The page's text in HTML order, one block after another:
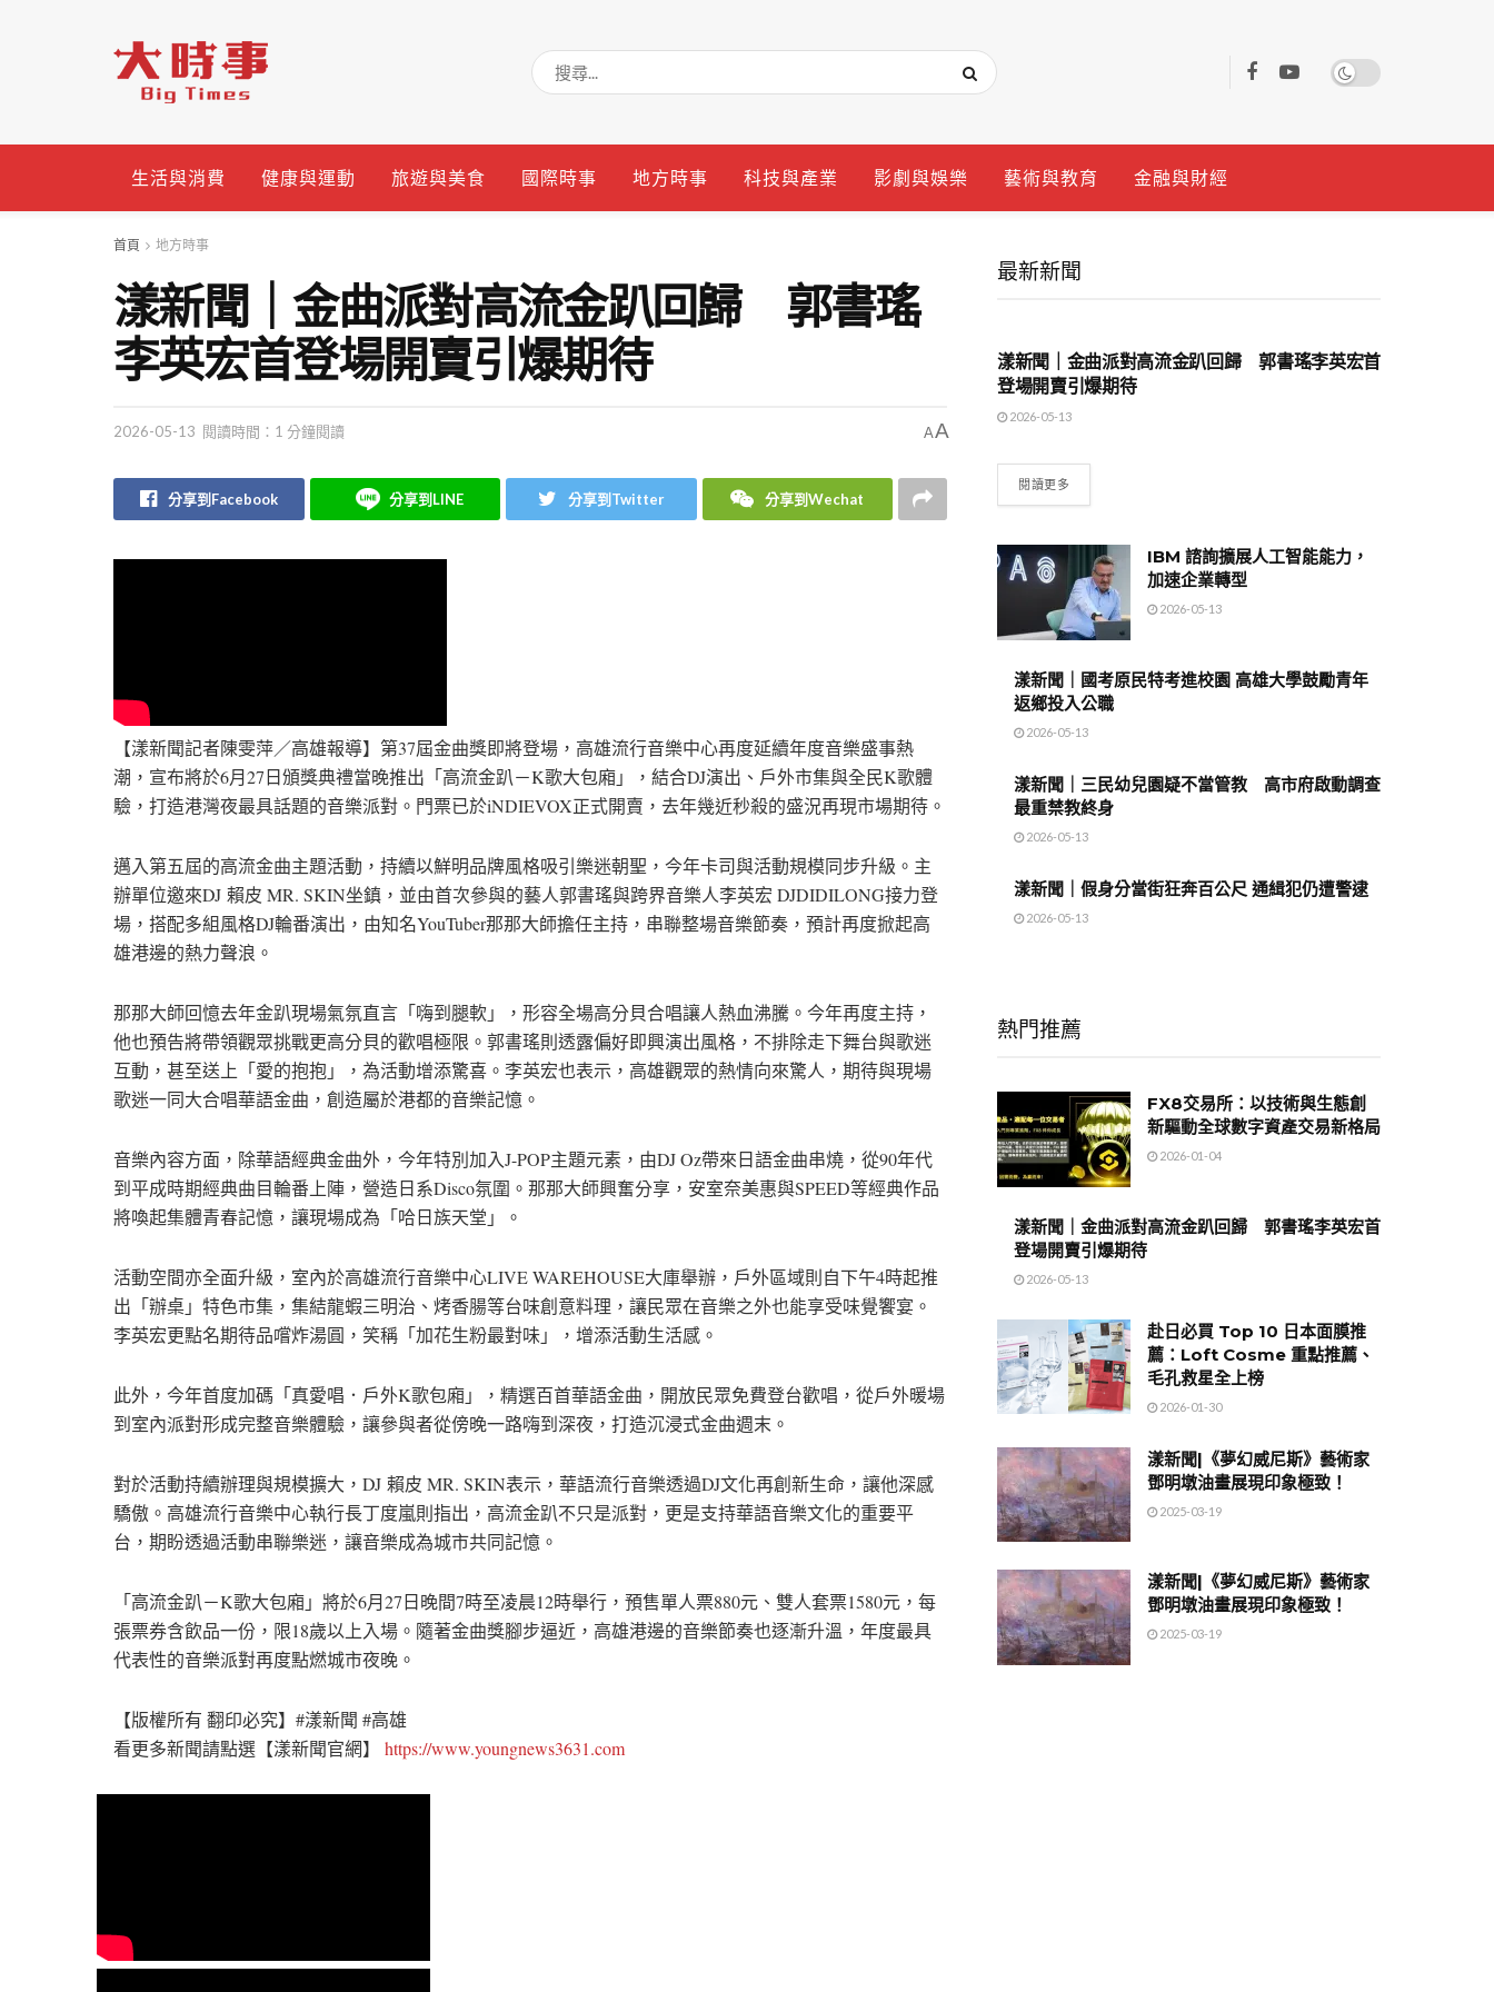
生活與消費 健康與運動 旅遊與美食 國際時事 地方時事 科技與產業 影劇與娛樂 藝術與教育 金融與財經
首頁 地方時事
漾新聞｜金曲派對高流金趴回歸 郭書瑤
李英宏首登場開賣引爆期待
2026-05-13 閱讀時間：1 分鐘閱讀 AA
分享到Facebook 分享到LINE 分享到Twitter 分享到Wechat
【漾新聞記者陳雯萍／高雄報導】第37屆金曲獎即將登場，高雄流行音樂中心再度延續年度音樂盛事熱
潮，宣布將於6月27日頒獎典禮當晚推出「高流金趴－K歌大包廂」，結合DJ演出、戶外市集與全民K歌體
驗，打造港灣夜最具話題的音樂派對。門票已於iNDIEVOX正式開賣，去年幾近秒殺的盛況再現市場期待。
邁入第五屆的高流金曲主題活動，持續以鮮明品牌風格吸引樂迷朝聖，今年卡司與活動規模同步升級。主
辦單位邀來DJ 賴皮 MR. SKIN坐鎮，並由首次參與的藝人郭書瑤與跨界音樂人李英宏 DJDIDILONG接力登
場，搭配多組風格DJ輪番演出，由知名YouTuber那那大師擔任主持，串聯整場音樂節奏，預計再度掀起高
雄港邊的熱力聲浪。
那那大師回憶去年金趴現場氣氛直言「嗨到腿軟」，形容全場高分貝合唱讓人熱血沸騰。今年再度主持，
他也預告將帶領觀眾挑戰更高分貝的歡唱極限。郭書瑤則透露偏好即興演出風格，不排除走下舞台與歌迷
互動，甚至送上「愛的抱抱」，為活動增添驚喜。李英宏也表示，高雄觀眾的熱情向來驚人，期待與現場
歌迷一同大合唱華語金曲，創造屬於港都的音樂記憶。
音樂內容方面，除華語經典金曲外，今年特別加入J-POP主題元素，由DJ Oz帶來日語金曲串燒，從90年代
到平成時期經典曲目輪番上陣，營造日系Disco氛圍。那那大師興奮分享，安室奈美惠與SPEED等經典作品
將喚起集體青春記憶，讓現場成為「哈日族天堂」。
活動空間亦全面升級，室內於高雄流行音樂中心LIVE WAREHOUSE大庫舉辦，戶外區域則自下午4時起推
出「辦桌」特色市集，集結龍蝦三明治、烤香腸等台味創意料理，讓民眾在音樂之外也能享受味覺饗宴。
李英宏更點名期待品嚐炸湯圓，笑稱「加花生粉最對味」，增添活動生活感。
此外，今年首度加碼「真愛唱．戶外K歌包廂」，精選百首華語金曲，開放民眾免費登台歡唱，從戶外暖場
到室內派對形成完整音樂體驗，讓參與者從傍晚一路嗨到深夜，打造沉浸式金曲週末。
對於活動持續辦理與規模擴大，DJ 賴皮 MR. SKIN表示，華語流行音樂透過DJ文化再創新生命，讓他深感
驕傲。高雄流行音樂中心執行長丁度嵐則指出，高流金趴不只是派對，更是支持華語音樂文化的重要平
台，期盼透過活動串聯樂迷，讓音樂成為城市共同記憶。
「高流金趴－K歌大包廂」將於6月27日晚間7時至凌晨12時舉行，預售單人票880元、雙人套票1580元，每
張票券含飲品一份，限18歲以上入場。隨著金曲獎腳步逼近，高雄港邊的音樂節奏也逐漸升溫，年度最具
代表性的音樂派對再度點燃城市夜晚。
【版權所有 翻印必究】#漾新聞 #高雄
看更多新聞請點選【漾新聞官網】 https://www.youngnews3631.com
最新新聞
地方時事
漾新聞｜金曲派對高流金趴回歸 郭書瑤李英宏首
登場開賣引爆期待
2026-05-13
閱讀更多
IBM 諮詢擴展人工智能能力，
加速企業轉型
2026-05-13
漾新聞｜國考原民特考進校園 高雄大學鼓勵青年
返鄉投入公職
2026-05-13
漾新聞｜三民幼兒園疑不當管教 高市府啟動調查
最重禁教終身
2026-05-13
漾新聞｜假身分當街狂奔百公尺 通緝犯仍遭警逮
2026-05-13
熱門推薦
FX8交易所：以技術與生態創
新驅動全球數字資產交易新格局
2026-01-04
漾新聞｜金曲派對高流金趴回歸 郭書瑤李英宏首
登場開賣引爆期待
2026-05-13
赴日必買 Top 10 日本面膜推
薦：Loft Cosme 重點推薦、
毛孔救星全上榜
2026-01-30
漾新聞|《夢幻威尼斯》藝術家
鄧明墩油畫展現印象極致！
2025-03-19
漾新聞|《夢幻威尼斯》藝術家
鄧明墩油畫展現印象極致！
2025-03-19